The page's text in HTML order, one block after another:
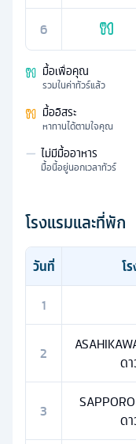
6
มื้อเพื่อคุณ
รวมในค่าทัวร์แล้ว
มื้ออิสระ
หาทานได้ตามใจคุณ
— ไม่มีมื้ออาหาร
มื้อนี้อยู่นอกเวลาทัวร์
โรงแรมและที่พัก
วันที่ โ
1
2
ด
3
ด